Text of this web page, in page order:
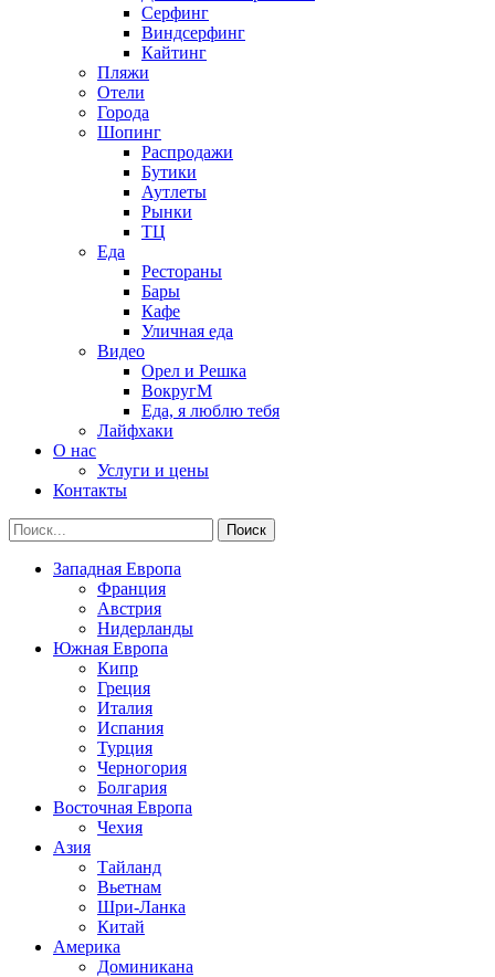
Серфинг
Виндсерфинг
Кайтинг
Пляжи
Отели
Города
Шопинг
Распродажи
Бутики
Аутлеты
Рынки
ТЦ
Еда
Рестораны
Бары
Кафе
Уличная еда
Видео
Орел и Решка
ВокругМ
Еда, я люблю тебя
Лайфхаки
О нас
Услуги и цены
Контакты
Западная Европа
Франция
Австрия
Нидерланды
Южная Европа
Кипр
Греция
Италия
Испания
Турция
Черногория
Болгария
Восточная Европа
Чехия
Азия
Тайланд
Вьетнам
Шри-Ланка
Китай
Америка
Доминикана